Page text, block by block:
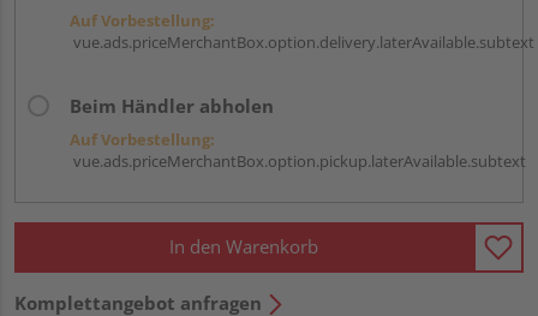
Auf Vorbestellung:
vue.ads.priceMerchantBox.option.delivery.laterAvailable.subtext
Beim Händler abholen
Auf Vorbestellung:
vue.ads.priceMerchantBox.option.pickup.laterAvailable.subtext
In den Warenkorb
Komplettangebot anfragen